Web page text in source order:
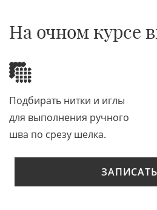
На очном курсе
Подбирать нитки и иглы
для выполнения ручного
шва по срезу шелка.